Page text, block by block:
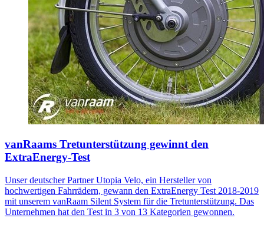
vanRaams Tretunterstützung gewinnt den
ExtraEnergy-Test
Unser deutscher Partner Utopia Velo, ein Hersteller von
hochwertigen Fahrrädern, gewann den ExtraEnergy Test 2018-2019
mit unserem vanRaam Silent System für die Tretunterstützung. Das
Unternehmen hat den Test in 3 von 13 Kategorien gewonnen.